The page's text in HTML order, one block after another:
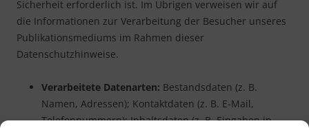
Sicherheit erforderlich ist. Im Übrigen verweisen wir auf
die Informationen zur Verarbeitung der Besucher unseres
Publikationsmediums im Rahmen dieser
Datenschutzhinweise.
Verarbeitete Datenarten: Bestandsdaten (z. B.
Namen, Adressen); Kontaktdaten (z. B. E-Mail,
Telefonnummern); Inhaltsdaten (z. B. Eingaben in